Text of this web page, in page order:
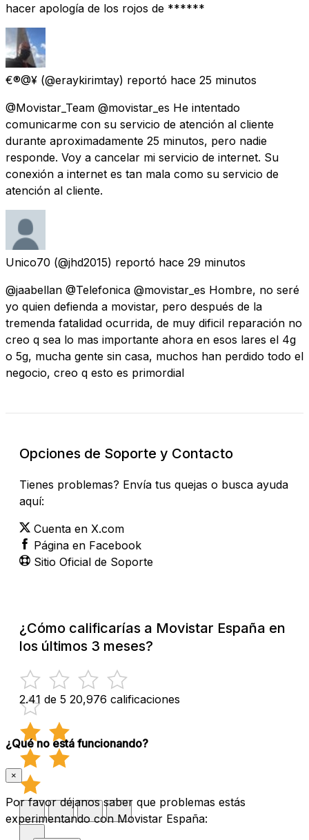
hacer apología de los rojos de ******
€®@¥ (@eraykirimtay) reportó hace 25 minutos
@Movistar_Team @movistar_es He intentado
comunicarme con su servicio de atención al cliente
durante aproximadamente 25 minutos, pero nadie
responde. Voy a cancelar mi servicio de internet. Su
conexión a internet es tan mala como su servicio de
atención al cliente.
Unico70 (@jhd2015) reportó hace 29 minutos
@jaabellan @Telefonica @movistar_es Hombre, no seré
yo quien defienda a movistar, pero después de la
tremenda fatalidad ocurrida, de muy dificil reparación no
creo q sea lo mas importante ahora en esos lares el 4g
o 5g, mucha gente sin casa, muchos han perdido todo el
negocio, creo q esto es primordial
Opciones de Soporte y Contacto
Tienes problemas? Envía tus quejas o busca ayuda
aquí:
Cuenta en X.com
Página en Facebook
Sitio Oficial de Soporte
¿Cómo calificarías a Movistar España en
los últimos 3 meses?
2.41 de 5 20,976 calificaciones
¿Qué no está funcionando?
×
Por favor déjanos saber que problemas estás
experimentando con Movistar España: